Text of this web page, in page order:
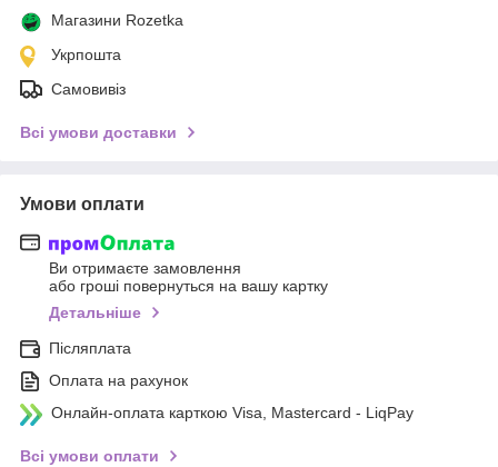
Магазини Rozetka
Укрпошта
Самовивіз
Всі умови доставки
Умови оплати
Ви отримаєте замовлення
або гроші повернуться на вашу картку
Детальніше
Післяплата
Оплата на рахунок
Онлайн-оплата карткою Visa, Mastercard - LiqPay
Всі умови оплати